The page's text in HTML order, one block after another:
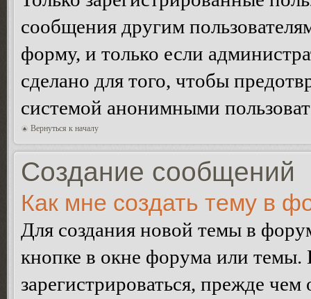
сообщения другим
форму, и только если
сделано для того, чтобы
системой анонимными
Вернуться к началу
Создание сообщений
Как мне создать тему в
Для создания новой темы в
кнопке в окне форума или
зарегистрироваться, прежде